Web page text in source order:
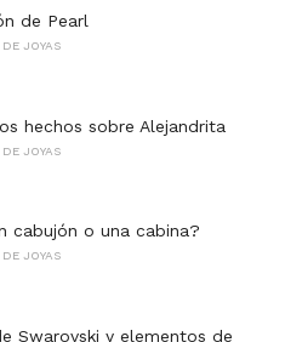
de Pearl
JOYAS
hechos sobre Alejandrita
JOYAS
cabujón o una cabina?
JOYAS
Swarovski y elementos de